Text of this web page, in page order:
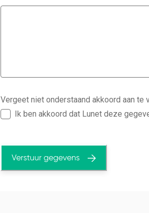
Vergeet niet onderstaand akkoord aan te
Ik ben akkoord dat Lunet deze
Verstuur gegevens